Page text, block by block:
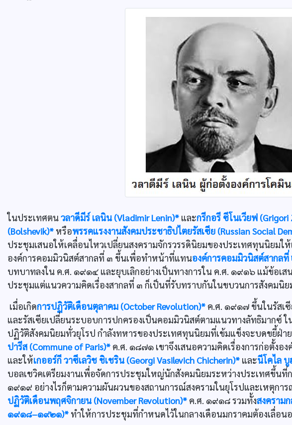
ในประเทศตนวลาดีมีร์ เลนิน (Vladimir Lenin)* และกรีกอรี ซีโนเวียฟ (Grigori
(Bolshevik)* หรือพรรคแรงงานสังคมประชาธิปไตยรัสเซีย (Russian Social
ประชุมเสนอให้เคลื่อนไหวเปลี่ยนสงครามจักรวรรดินิยมของประเทศทุนนิยมให้
องค์การคอมมิวนิสต์สากลที่ ๓ ขึ้นเพื่อทำหน้าที่แทนองค์การคอมมิวนิสต์สากล
บทบาทลงใน ค.ศ. ๑๙๑๔ และยุบเลิกอย่างเป็นทางการใน ค.ศ. ๑๙๑๖ แม้ข้อเ
ประชุมแต่แนวความคิดเรื่องสากลที่ ๓ ก็เป็นที่รับทราบกันในขบวนการสังคมนิย
เมื่อเกิดการปฏิวัติเดือนตุลาคม (October Revolution)* ค.ศ. ๑๙๑๗ ขึ้นในรัสเซี
และรัสเซียเปลี่ยนระบอบการปกครองเป็นคอมมิวนิสต์ตามแนวทางลัทธิมากซ์
ปฏิวัติสังคมนิยมทั่วยุโรป กำลังทหารของประเทศทุนนิยมที่เข้มแข็งจะบดขยี้ฝ่า
ปารีส (Commune of Paris)* ค.ศ. ๑๘๗๑ เขาจึงเสนอความคิดเรื่องการก่อตั้ง
และให้เกออร์กี วาซีเลวิช ชิเชริน (Georgi Vasilevich Chicherin)* และนีโคไล
บอลเชวิคเตรียมงานเพื่อจัดการประชุมใหญ่นักสังคมนิยมระหว่างประเทศขึ้นที่
๑๙๑๙ อย่างไรก็ตามความผันผวนของสถานการณ์สงครามในยุโรปและเหตุกา
ปฏิวัติเดือนพฤศจิกายน (November Revolution)* ค.ศ. ๑๙๑๘ รวมทั้งสงครามก
๑๙๑๘–๑๙๒๑)* ทำให้การประชุมที่กำหนดไว้ในกลางเดือนมกราคมต้องเลื่อ